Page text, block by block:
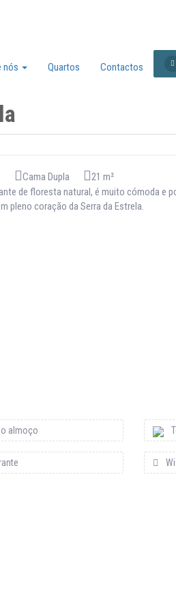
nós Quartos Contactos
Cama Dupla
21 m²
de floresta natural, é muito cómoda e
pleno coração da Serra da Estrela.
almoço